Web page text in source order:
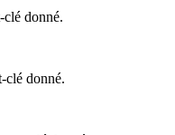
donné.
clé donné.